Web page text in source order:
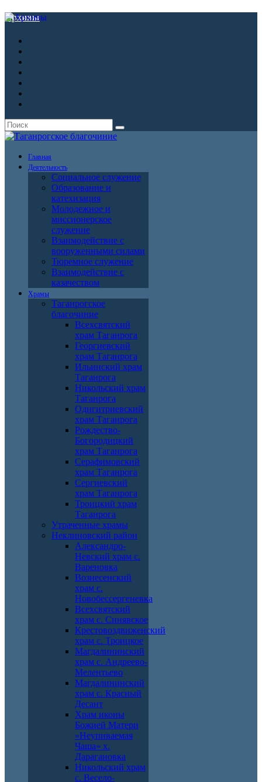
Архивы
Главная
Деятельность
Социальное служение
Образование и
катехизация
Молодежное и
миссионерское
служение
Взаимодействие с
вооруженными силами
Тюремное служение
Взаимодействие с
казачеством
Храмы
Таганрогское
благочиние
Всехсвятский
храм Таганрога
Георгиевский
храм Таганрога
Ильинский храм
Таганрога
Никольский храм
Таганрога
Одигитриевский
храм Таганрога
Рождество-
Богородицкий
храм Таганрога
Серафимовский
храм Таганрога
Сергиевский
храм Таганрога
Троицкий храм
Таганрога
Утраченные храмы
Неклиновский район
Александро-
Невский храм с.
Вареновка
Вознесенский
храм с.
Новобессергеневка
Всехсвятский
храм с. Синявское
Крестовоздвиженский
храм с. Троицкое
Магдалининский
храм с. Андреево-
Мелентьево
Магдалининский
храм с. Красный
Десант
Храм иконы
Божией Матери
«Неупиваемая
Чаша» х.
Дарагановка
Никольский храм
с. Весело-